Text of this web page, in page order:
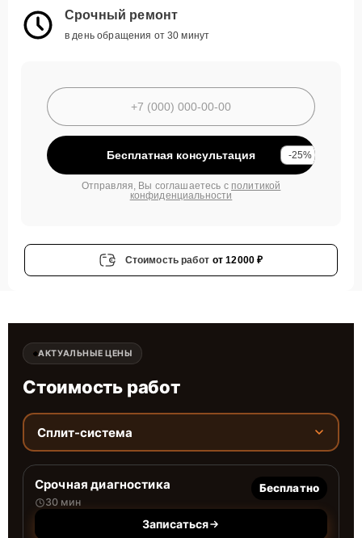
Срочный ремонт
в день обращения от 30 минут
Бесплатная консультация -25%
Отправляя, Вы соглашаетесь с политикой
конфиденциальности
Стоимость работ от 12000 ₽
АКТУАЛЬНЫЕ ЦЕНЫ
Стоимость работ
Сплит-система
Срочная диагностика
30 мин
Бесплатно
Записаться